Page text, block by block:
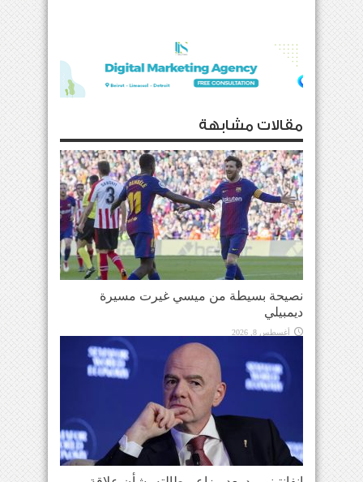
مقالات مشابهة
نصيحة بسيطة من ميسي غيرت مسيرة
ديمبيلي
أغسطس 8, 2026